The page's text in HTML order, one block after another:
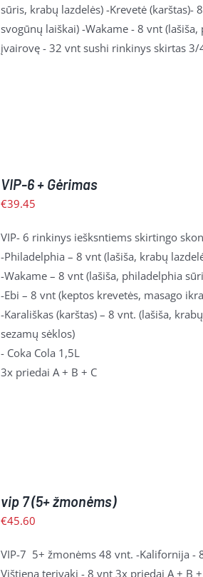
sūris, krabų lazdelės) -Krevetė
svogūnų laiškai) -Wakame - 8 vnt
įvairovę - 32 vnt sushi rinkinys skirtas
VIP-6 + Gėrimas
€39.45
VIP- 6 rinkinys iešksntiems skirtingo
-Philadelphia – 8 vnt (lašiša, krabų
-Wakame – 8 vnt (lašiša, philadelphia
-Ebi – 8 vnt (keptos krevetės, masago
-Karališkas (karštas) – 8 vnt. (lašiša,
sezamų sėklos)
- Coka Cola 1,5L
3x priedai A + B + C
vip 7 (5+ žmonėms)
€45.60
VIP-7 5+ žmonėms 48 vnt. -Kalifornija -
Vištiena teriyaki - 8 vnt 3x priedai A + B +